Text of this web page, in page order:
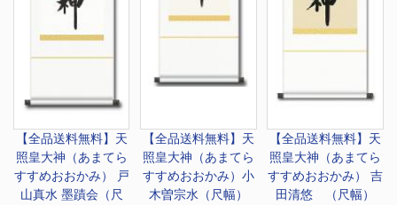
【全品送料無料】 天
照皇大神（あまてら
すすめおおかみ） 戸
山真水 墨蹟会（尺
【全品送料無料】 天
照皇大神（あまてら
すすめおおかみ）小
木曽宗水（尺幅）
【全品送料無料】 天
照皇大神（あまてら
すすめおおかみ） 吉
田清悠 （尺幅）